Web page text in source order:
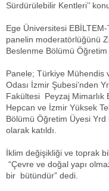
Sürdürülebilir Kentleri’’
Ege Üniversitesi
panelin moderatörlüğünü
Beslenme Bölümü
Panele; Türkiye Mühendis
Odası İzmir Şubesi’nden
Fakültesi Peyzaj Mimarlık
Hepcan ve İzmir Yüksek
Bölümü Öğretim Üyesi Yrd
olarak katıldı.
İklim değişikliği ve toprak
“Çevre ve doğal yapı
bir bütündür” dedi.